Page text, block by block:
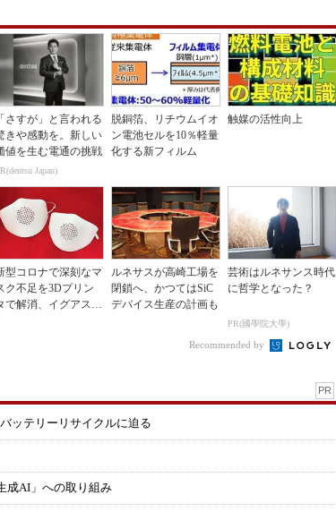
「さすが」と言われる
きや感動を。新しい
値を生む電通の挑戦
Japan)
脱銅箔、リチウムイオ
ン電池セルを10％軽量
化する新フィルム
触媒の活性向上
型コロナで深刻なマ
ク不足を3Dプリン
で解消、イグアスが
ルネサスが高崎工場を
閉鎖へ、かつてはSiC
デバイス生産の計画も
芸術はルネサンス時代
に哲学となった？
PR(國學院大學)
Recommended by
PR
ッテリーリサイクルに迫る
成AI」への取り組み